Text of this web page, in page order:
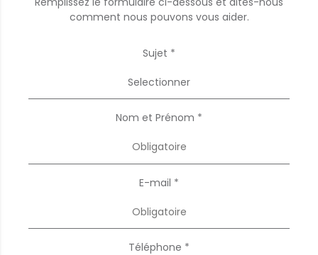
comment nous pouvons vous aider.
Sujet *
Selectionner
Nom et Prénom *
E-mail *
Téléphone *